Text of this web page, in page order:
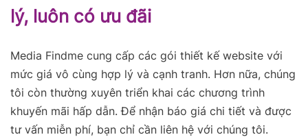
lý, luôn có ưu đãi
Media Findme cung cấp các gói thiết kế website với
mức giá vô cùng hợp lý và cạnh tranh. Hơn nữa, chúng
tôi còn thường xuyên triển khai các chương trình
khuyến mãi hấp dẫn. Để nhận báo giá chi tiết và được
tư vấn miễn phí, bạn chỉ cần liên hệ với chúng tôi.